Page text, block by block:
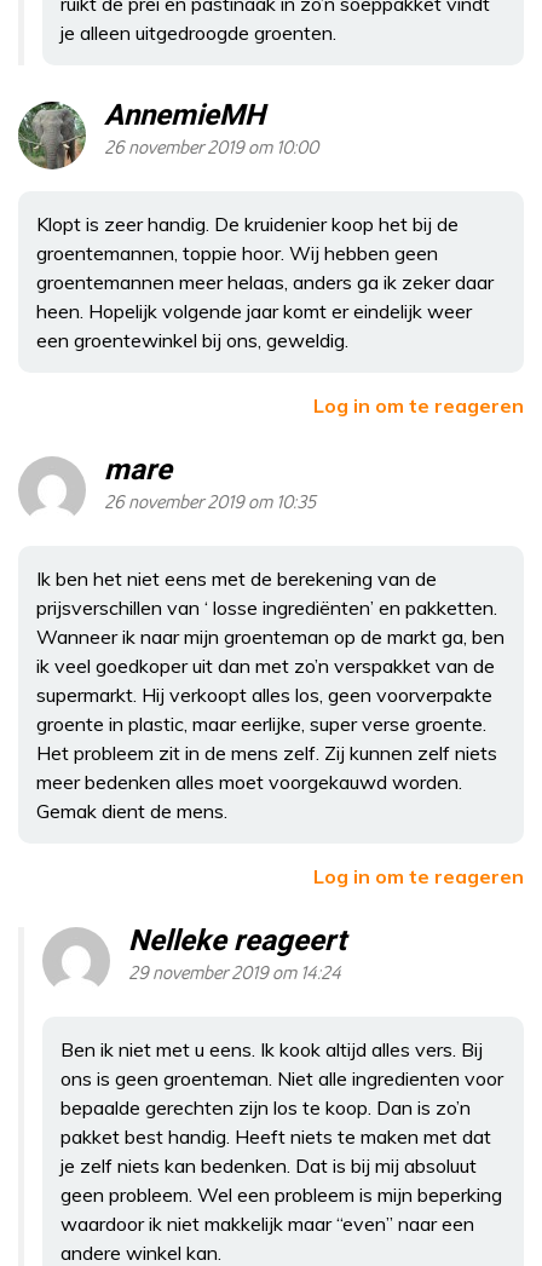
je alleen uitgedroogde groenten.
AnnemieMH
26 november 2019 om 10:00
Klopt is zeer handig. De kruidenier koop het bij de
groentemannen, toppie hoor. Wij hebben geen
groentemannen meer helaas, anders ga ik zeker daar
heen. Hopelijk volgende jaar komt er eindelijk weer
een groentewinkel bij ons, geweldig.
Log in om te reageren
mare
26 november 2019 om 10:35
Ik ben het niet eens met de berekening van de
prijsverschillen van ‘ losse ingrediënten’ en pakketten.
Wanneer ik naar mijn groenteman op de markt ga, ben
ik veel goedkoper uit dan met zo’n verspakket van de
supermarkt. Hij verkoopt alles los, geen voorverpakte
groente in plastic, maar eerlijke, super verse groente.
Het probleem zit in de mens zelf. Zij kunnen zelf niets
meer bedenken alles moet voorgekauwd worden.
Gemak dient de mens.
Log in om te reageren
Nelleke reageert
29 november 2019 om 14:24
Ben ik niet met u eens. Ik kook altijd alles vers. Bij
ons is geen groenteman. Niet alle ingredienten voor
bepaalde gerechten zijn los te koop. Dan is zo’n
pakket best handig. Heeft niets te maken met dat
je zelf niets kan bedenken. Dat is bij mij absoluut
geen probleem. Wel een probleem is mijn beperking
waardoor ik niet makkelijk maar “even” naar een
andere winkel kan.